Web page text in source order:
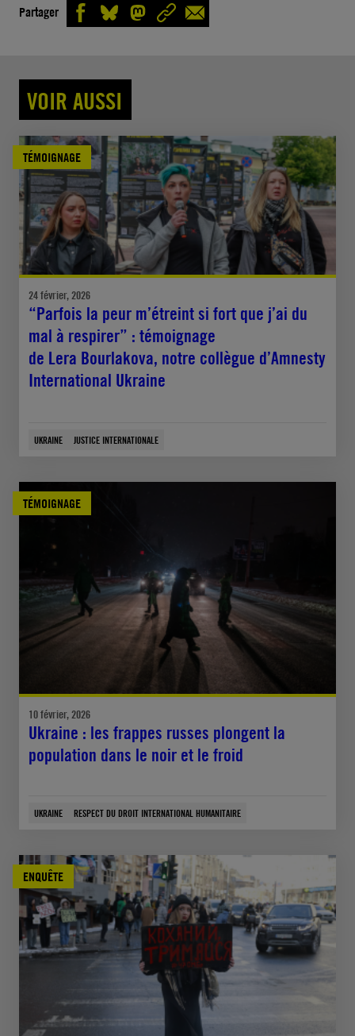
Partager
VOIR AUSSI
TÉMOIGNAGE
24 février, 2026
“Parfois la peur m’étreint si fort que j’ai du
mal à respirer” : témoignage
de Lera Bourlakova, notre collègue d’Amnesty
International Ukraine
UKRAINE JUSTICE INTERNATIONALE
TÉMOIGNAGE
10 février, 2026
Ukraine : les frappes russes plongent la
population dans le noir et le froid
UKRAINE RESPECT DU DROIT INTERNATIONAL HUMANITAIRE
ENQUÊTE